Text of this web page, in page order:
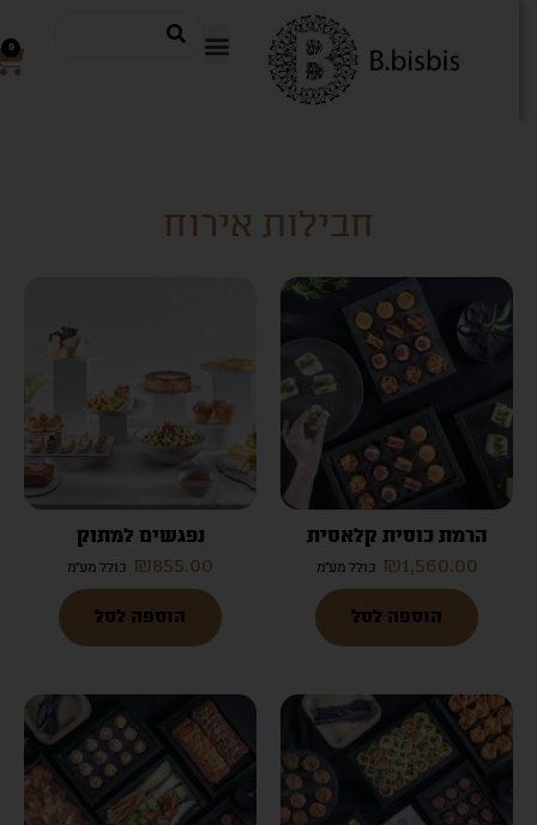
חבילות אירוח
הרמת כוסית קלאסית
₪1,560.00 כולל מע"מ
הוספה לסל
נפגשים למתוק
₪855.00 כולל מע"מ
הוספה לסל